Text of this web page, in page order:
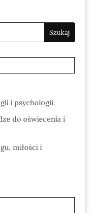
i psychologii.
do oświecenia i
miłości i